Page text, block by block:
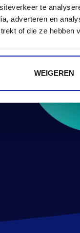
te
adverteren en
of die ze hebben
WEIGEREN